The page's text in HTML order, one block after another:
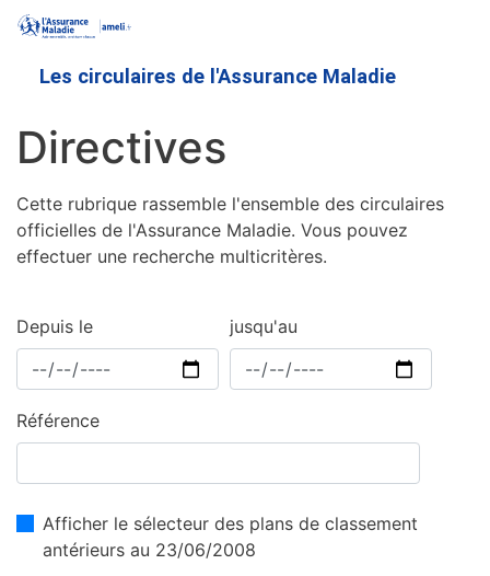
contenu
Les circulaires de l'Assurance Maladie
Directives
Cette rubrique rassemble l'ensemble des circulaires
officielles de l'Assurance Maladie. Vous pouvez
effectuer une recherche multicritères.
Depuis le jusqu'au
Référence
Afficher le sélecteur des plans de classement
antérieurs au 23/06/2008